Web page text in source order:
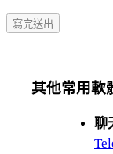
其他常用軟
聊